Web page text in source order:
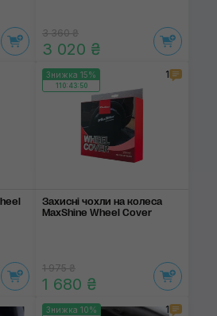
3 360 ₴
3 020 ₴
Знижка 15%
110:43:50
1
Захисні чохли на колеса
MaxShine Wheel Cover
1 975 ₴
1 680 ₴
Знижка 10% 1